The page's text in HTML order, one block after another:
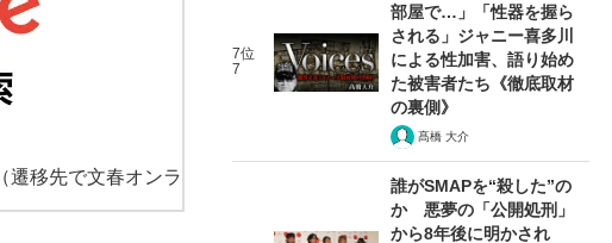
（遷移先で文春オンラ
7位
7
部屋で…」「性器を握ら
される」ジャニー喜多川
による性加害、語り始め
た被害者たち《徹底取材
の裏側》
髙橋 大介
誰がSMAPを“殺した”の
か 悪夢の「公開処刑」
から8年後に明かされ